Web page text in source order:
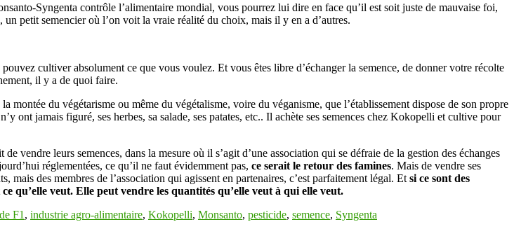
Syngenta contrôle l’alimentaire mondial, vous pourrez lui dire en face qu’il est soit juste de mauvaise foi,
, un petit semencier où l’on voit la vraie réalité du choix, mais il y en a d’autres.
cultiver absolument ce que vous voulez. Et vous êtes libre d’échanger la semence, de donner votre récolte
il y a de quoi faire.
du végétarisme ou même du végétalisme, voire du véganisme, que l’établissement dispose de son propre
ont jamais figuré, ses herbes, sa salade, ses patates, etc.. Il achète ses semences chez Kokopelli et cultive pour
vendre leurs semences, dans la mesure où il s’agit d’une association qui se défraie de la gestion des échanges
réglementées, ce qu’il ne faut évidemment pas, ce serait le retour des famines. Mais de vendre ses
des membres de l’association qui agissent en partenaires, c’est parfaitement légal. Et si ce sont des
qu’elle veut. Elle peut vendre les quantités qu’elle veut à qui elle veut.
F1 , industrie agro-alimentaire, Kokopelli, Monsanto, pesticide, semence, Syngenta